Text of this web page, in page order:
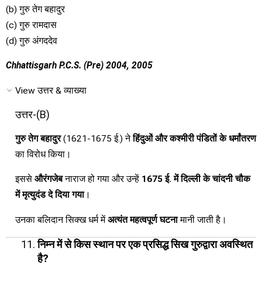
(b) गुरु तेग बहादुर
(c) गुरु रामदास
(d) गुरु अंगददेव
Chhattisgarh P.C.S. (Pre) 2004, 2005
View उत्तर & व्याख्या
उत्तर-(B)
गुरु तेग बहादुर(1621-1675 ई.) नेहिंदुओं और कश्मीरी पंडितों के धर्मांतरण
का विरोध किया।
इससे औरंगजेबनाराज हो गया और उन्हें 1675 ई. में दिल्ली के चांदनी चौक
में मृत्युदंड दे दिया गया।
उनका बलिदान सिक्ख धर्म मेंअत्यंत महत्वपूर्ण घटनामानी जाती है।
निम्न में से किस स्थान पर एक प्रसिद्ध सिख गुरुद्वारा अवस्थित
है?